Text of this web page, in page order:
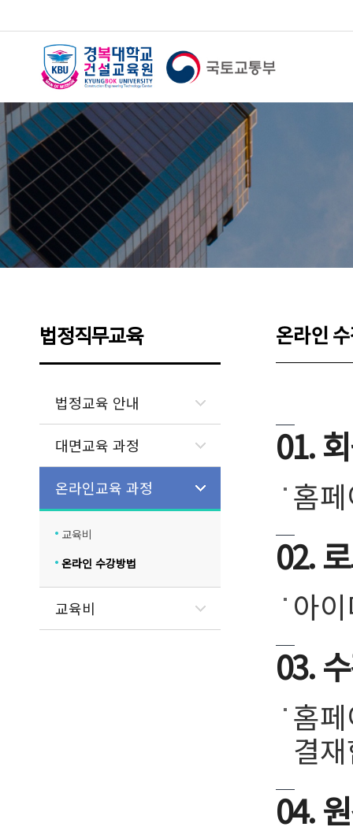
법정직무교육
법정교육 안내
대면교육 과정
온라인교육 과정
교육비
온라인 수강방법
교육비
온라인
01.
홈
02.
아
03.
홈
결
04.